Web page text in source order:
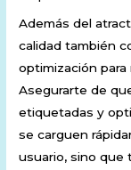
Además del
calidad también
optimización
Asegurarte de
etiquetadas y
se carguen
usuario, sino que